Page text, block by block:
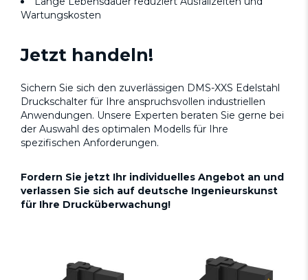
Wartungskosten
Jetzt handeln!
Sichern Sie sich den zuverlässigen DMS-XXS Edelstahl
Druckschalter für Ihre anspruchsvollen industriellen
Anwendungen. Unsere Experten beraten Sie gerne bei
der Auswahl des optimalen Modells für Ihre
spezifischen Anforderungen.
Fordern Sie jetzt Ihr individuelles Angebot an und
verlassen Sie sich auf deutsche Ingenieurskunst
für Ihre Drucküberwachung!